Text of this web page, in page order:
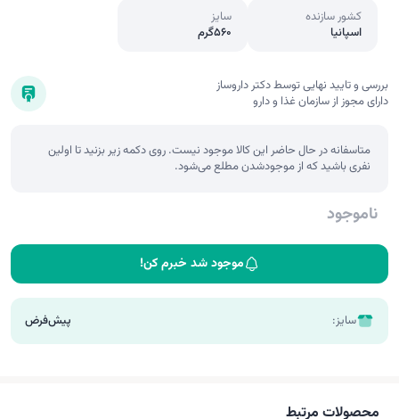
کشور سازنده
اسپانیا
سایز
560گرم
بررسی و تایید نهایی توسط دکتر داروساز
دارای مجوز از سازمان غذا و دارو
متاسفانه در حال حاضر این کالا موجود نیست. روی دکمه زیر بزنید تا اولین
نفری باشید که از موجودشدن مطلع می‌شود.
ناموجود
موجود شد خبرم کن!
سایز: پیش‌فرض
محصولات مرتبط